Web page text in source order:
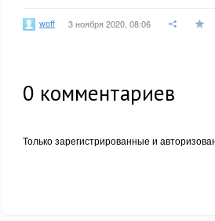
woff 3 ноября 2020, 08:06
0 комментариев
Только зарегистрированные и